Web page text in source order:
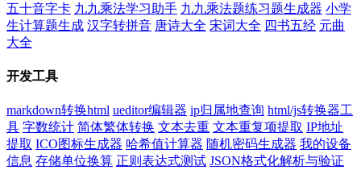
五十音字卡 九九乘法学习助手 九九乘法题练习题生成器 小学
生计算题生成 汉字转拼音 唐诗大全 宋词大全 四书五经 元曲
大全
开发工具
markdown转换html ueditor编辑器 ip归属地查询 html/js转换器工
具 字数统计 简体繁体转换 文本去重 文本重复项提取 IP地址
提取 ICO图标生成器 哈希值计算器 随机密码生成器 我的设备
信息 存储单位换算 正则表达式测试 JSON格式化解析与验证